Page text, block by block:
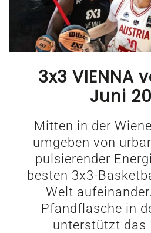
3x3 VIENNA
Juni
Mitten in der
umgeben von
pulsierender
besten 3x3-
Welt
Pfandflasche in
unterstützt das